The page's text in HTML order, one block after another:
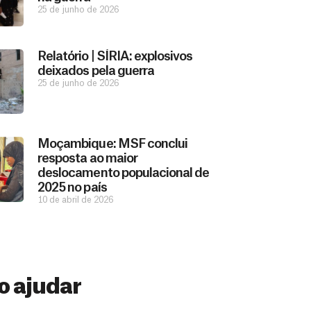
25 de junho de 2026
Relatório | SÍRIA: explosivos
deixados pela guerra
25 de junho de 2026
Moçambique: MSF conclui
resposta ao maior
deslocamento populacional de
2025 no país
10 de abril de 2026
ajudar